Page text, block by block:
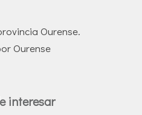
Ourense.
Ourense
interesar